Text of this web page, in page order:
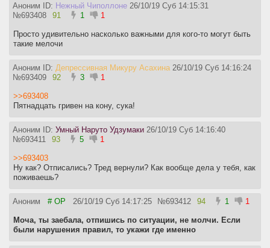
Аноним ID: Нежный Чиполлоне 26/10/19 Суб 14:15:31
№693408 91 1 1
Просто удивительно насколько важными для кого-то могут быть
такие мелочи
Аноним ID: Депрессивная Микуру Асахина 26/10/19 Суб 14:16:24
№693409 92 3 1
>>693408
Пятнадцать гривен на кону, сука!
Аноним ID: Умный Наруто Удзумаки 26/10/19 Суб 14:16:40
№693411 93 5 1
>>693403
Ну как? Отписались? Тред вернули? Как вообще дела у тебя, как
поживаешь?
Аноним # OP 26/10/19 Суб 14:17:25 №693412 94 1 1
Моча, ты заебала, отпишись по ситуации, не молчи. Если
были нарушения правил, то укажи где именно